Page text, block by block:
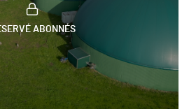
ABONNÉS